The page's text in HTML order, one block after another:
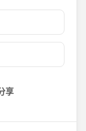
享